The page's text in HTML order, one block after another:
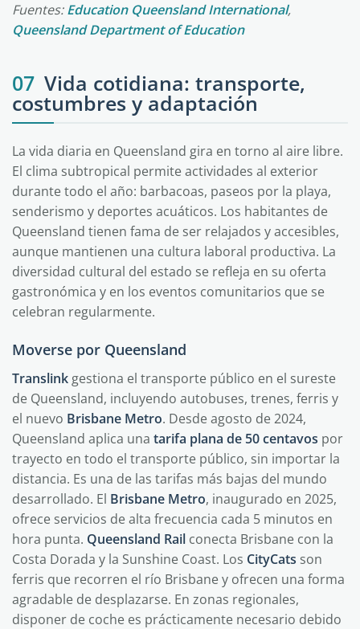
Fuentes:Education Queensland International,
Queensland Department of Education
07 Vida cotidiana: transporte,
costumbres y adaptación
La vida diaria en Queensland gira en torno al aire libre.
El clima subtropical permite actividades al exterior
durante todo el año: barbacoas, paseos por la playa,
senderismo y deportes acuáticos. Los habitantes de
Queensland tienen fama de ser relajados y accesibles,
aunque mantienen una cultura laboral productiva. La
diversidad cultural del estado se refleja en su oferta
gastronómica y en los eventos comunitarios que se
celebran regularmente.
Moverse por Queensland
Translink gestiona el transporte público en el sureste
de Queensland, incluyendo autobuses, trenes, ferris y
el nuevo Brisbane Metro. Desde agosto de 2024,
Queensland aplica una tarifa plana de 50 centavos por
trayecto en todo el transporte público, sin importar la
distancia. Es una de las tarifas más bajas del mundo
desarrollado. El Brisbane Metro, inaugurado en 2025,
ofrece servicios de alta frecuencia cada 5 minutos en
hora punta. Queensland Rail conecta Brisbane con la
Costa Dorada y la Sunshine Coast. Los CityCats son
ferris que recorren el río Brisbane y ofrecen una forma
agradable de desplazarse. En zonas regionales,
disponer de coche es prácticamente necesario debido